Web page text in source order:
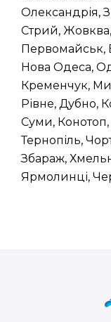
Олександрія,
Стрий,
Первомайськ,
Нова Одеса,
Кременчук,
Рівне, Дубно,
Суми,
Тернопіль,
Збараж,
Ярмолинці,